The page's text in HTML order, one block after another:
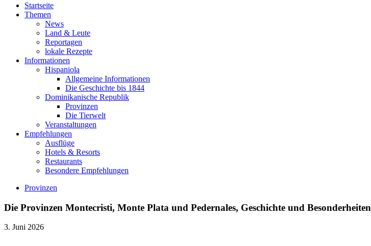
Startseite
Themen
News
Land & Leute
Reportagen
lokale Rezepte
Informationen
Hispaniola
Allgemeine Informationen
Die Geschichte bis 1844
Dominikanische Republik
Provinzen
Die Tierwelt
Veranstaltungen
Empfehlungen
Ausflüge
Hotels & Resorts
Restaurants
Besondere Empfehlungen
Provinzen
Die Provinzen Montecristi, Monte Plata und Pedernales, Geschichte und Besonderheiten
3. Juni 2026